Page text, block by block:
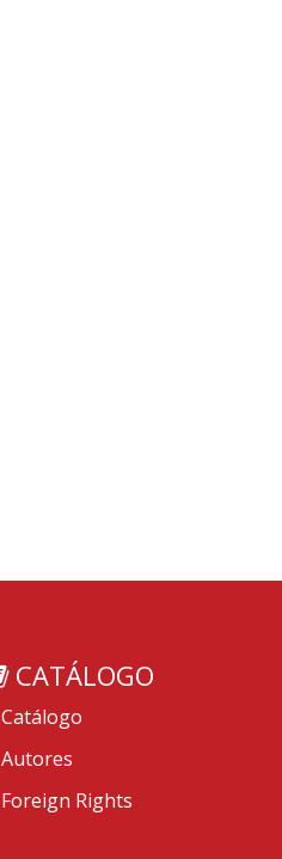
CATÁLOGO
Catálogo
Autores
Foreign Rights